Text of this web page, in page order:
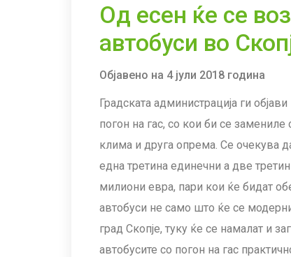
Од есен ќе се
автобуси во
Објавено на 4 јули 2018 година
Градската администрација ги
погон на гас, со кои би се
клима и друга опрема. Се очекува
една третина единечни а две
милиони евра, пари кои ќе бидат
автобуси не само што ќе се
град Скопје, туку ќе се намалат и
автобусите со погон на гас